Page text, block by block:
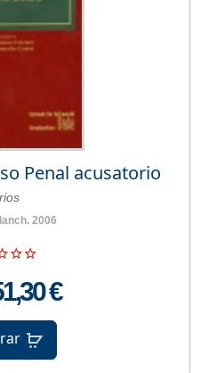
Penal acusatorio
2006
€